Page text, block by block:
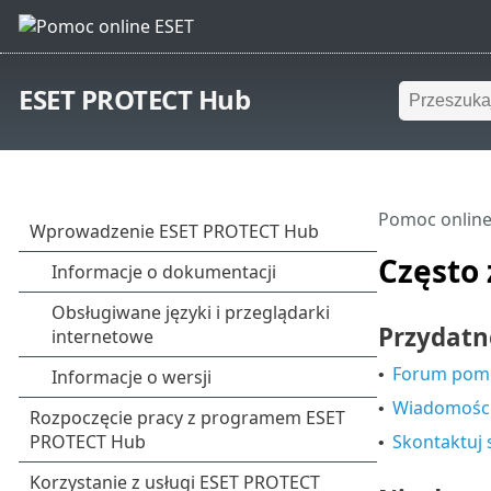
ESET PROTECT Hub
Pomoc online
• Forum
•
• Skontaktuj